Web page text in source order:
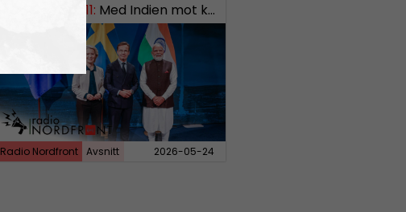
RN DIREKT#411: Med Indien mot kosmos SWISH: 0700738064
Radio Nordfront Avsnitt 2026-05-24